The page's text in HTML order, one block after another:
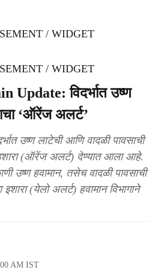
/ WIDGET
/ WIDGET
Update: विदर्भात उष्ण
‘ऑरेंज अलर्ट’
उष्ण लाटेची आणि वादळी पावसाची
(ऑरेंज अलर्ट) देण्यात आला आहे.
उष्ण हवामान, तसेच वादळी पावसाची
(येलो अलर्ट) हवामान विभागाने
AM IST